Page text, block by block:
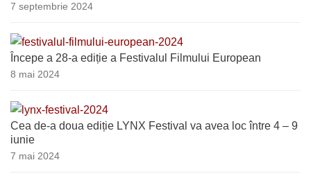
7 septembrie 2024
Începe a 28-a ediție a Festivalul Filmului European
8 mai 2024
Cea de-a doua ediție LYNX Festival va avea loc între 4 – 9
iunie
7 mai 2024